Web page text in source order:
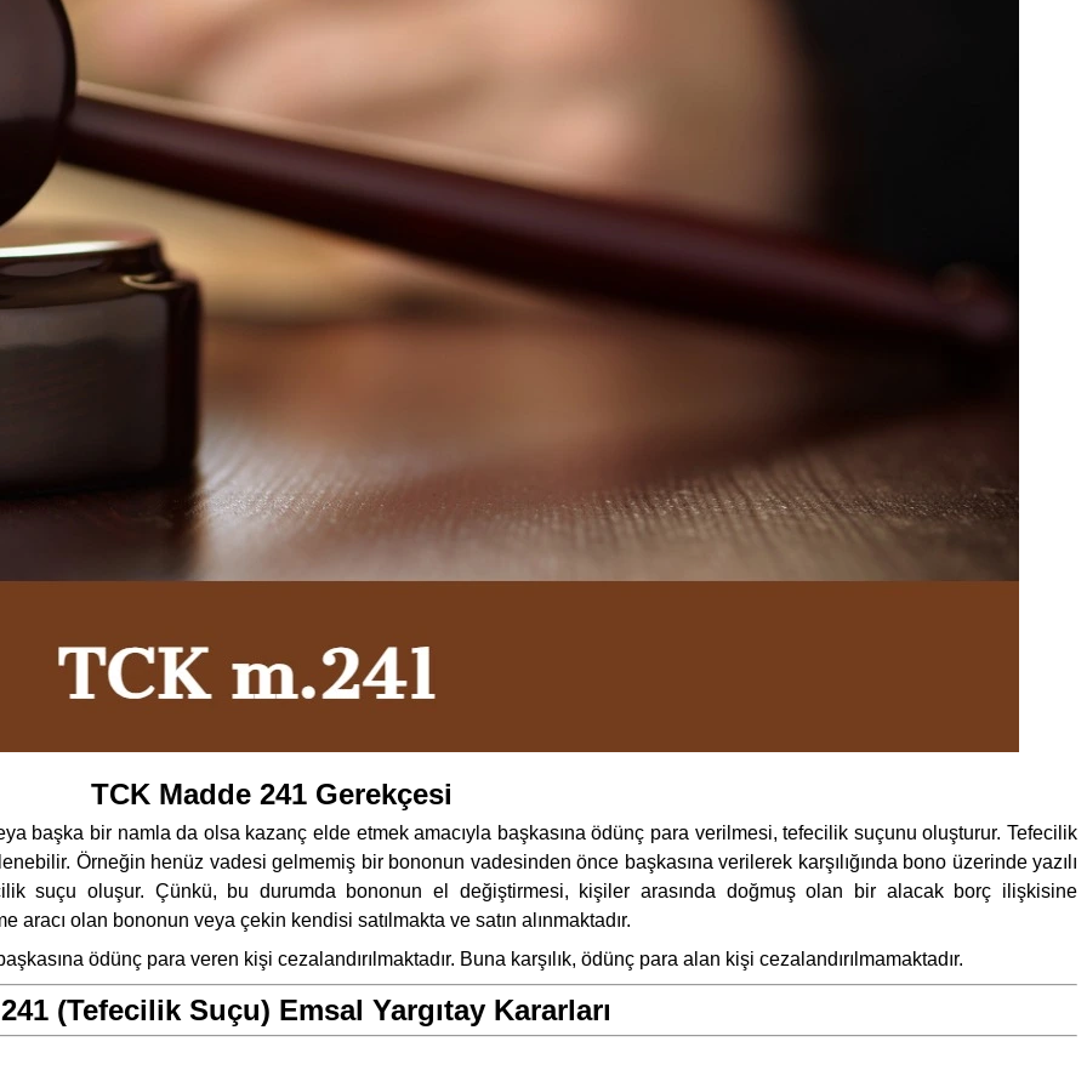
TCK Madde 241 Gerekçesi
başka bir namla da olsa kazanç elde etmek amacıyla başkasına ödünç para verilmesi, tefecilik suçunu oluşturur. Tefecilik
Örneğin henüz vadesi gelmemiş bir bononun vadesinden önce başkasına verilerek karşılığında bono üzerinde yazılı
suçu oluşur. Çünkü, bu durumda bononun el değiştirmesi, kişiler arasında doğmuş olan bir alacak borç ilişkisine
olan bononun veya çekin kendisi satılmakta ve satın alınmaktadır.
ödünç para veren kişi cezalandırılmaktadır. Buna karşılık, ödünç para alan kişi cezalandırılmamaktadır.
(Tefecilik Suçu) Emsal Yargıtay Kararları